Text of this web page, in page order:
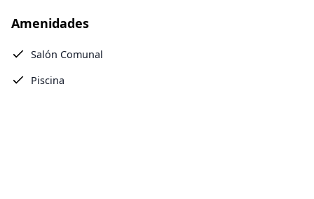
Amenidades
Salón Comunal
Piscina